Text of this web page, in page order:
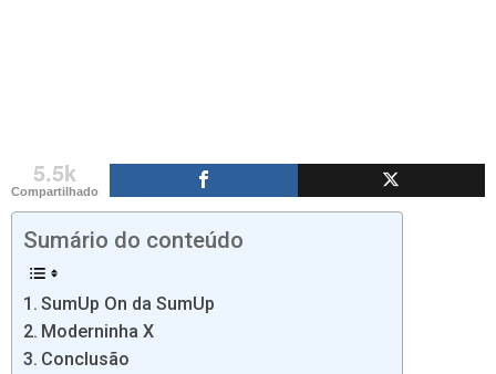
5.5k
Compartilhado
Sumário do conteúdo
SumUp On da SumUp
Moderninha X
Conclusão